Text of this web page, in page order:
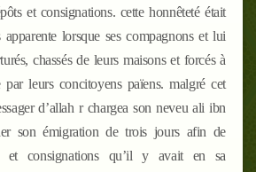
et consignations. cette honnêteté était
lorsque ses compagnons et lui
chassés de leurs maisons et forcés à
par leurs concitoyens païens. malgré cet
d’allah rchargea son neveu ali ibn
son émigration de trois jours afin de
et consignations qu’il y avait en sa